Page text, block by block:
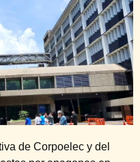
de Corpoelec y del